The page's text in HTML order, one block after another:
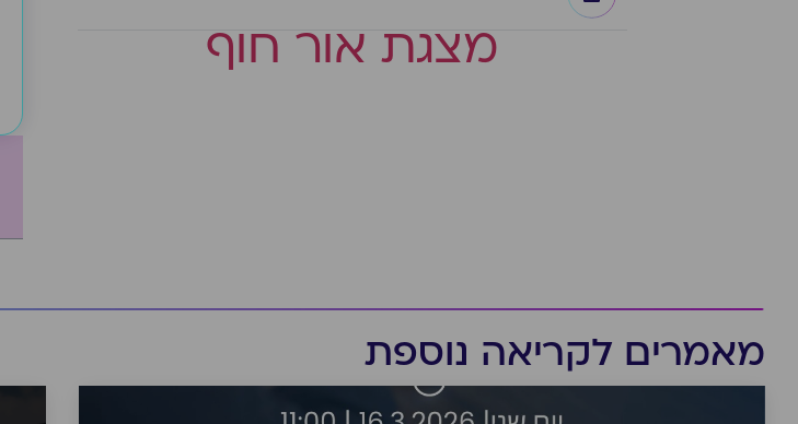
מצגת אור חוף
מאמרים לקריאה נוספת